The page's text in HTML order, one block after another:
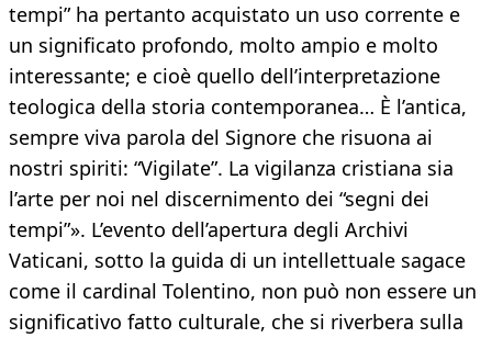
tempi” ha pertanto acquistato un uso corrente e
un significato profondo, molto ampio e molto
interessante; e cioè quello dell’interpretazione
teologica della storia contemporanea… È l’antica,
sempre viva parola del Signore che risuona ai
nostri spiriti: “Vigilate”. La vigilanza cristiana sia
l’arte per noi nel discernimento dei “segni dei
tempi”». L’evento dell’apertura degli Archivi
Vaticani, sotto la guida di un intellettuale sagace
come il cardinal Tolentino, non può non essere un
significativo fatto culturale, che si riverbera sulla